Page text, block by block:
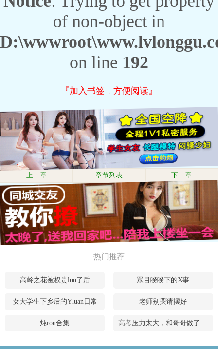
of non-object in
on line 192
『加入书签，方便阅读』
上一章 章节列表 下一章
热门推荐
高岭之花被权贵lun了后 眾目睽睽下的X事
女大学生下乡后的Yluan日常 老师别哭请摆好
炖rou合集 高考压力太大，和哥哥做了什么